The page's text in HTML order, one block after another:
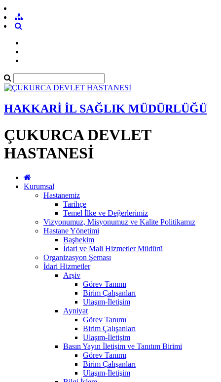
HAKKARİ İL SAĞLIK MÜDÜRLÜĞÜ
ÇUKURCA DEVLET
HASTANESİ
Kurumsal
Hastanemiz
Tarihçe
Temel İlke ve Değerlerimiz
Vizyonumuz, Misyonumuz ve Kalite Politikamız
Hastane Yönetimi
Başhekim
İdari ve Mali Hizmetler Müdürü
Organizasyon Şeması
İdari Hizmetler
Arşiv
Görev Tanımı
Birim Çalışanları
Ulaşım-İletişim
Ayniyat
Görev Tanımı
Birim Çalışanları
Ulaşım-İletişim
Basın Yayın İletişim ve Tanıtım Birimi
Görev Tanımı
Birim Çalışanları
Ulaşım-İletişim